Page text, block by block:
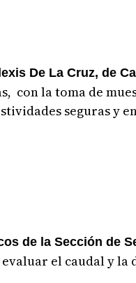
De La Cruz, de
con la toma de
seguras y
de la Sección de
el caudal y